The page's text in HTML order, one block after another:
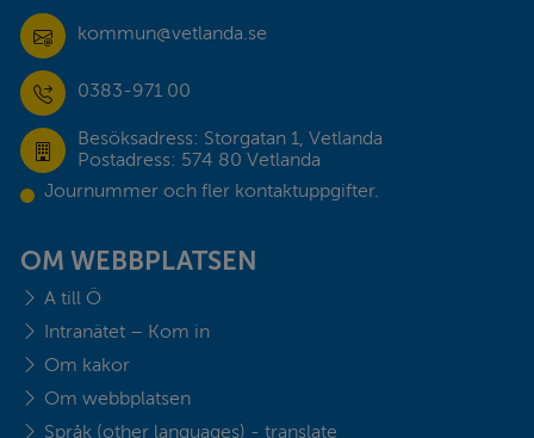
kommun@vetlanda.se
0383-971 00
Besöksadress: Storgatan 1, Vetlanda
Postadress: 574 80 Vetlanda
Journummer och fler kontaktuppgifter.
OM WEBBPLATSEN
A till Ö
Intranätet – Kom in
Om kakor
Om webbplatsen
Språk (other languages) - translate